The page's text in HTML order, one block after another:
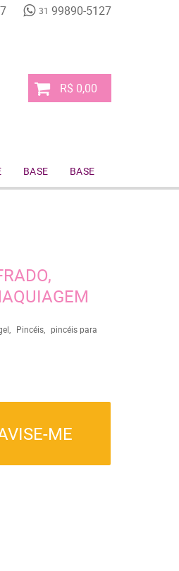
31 99890-5127
R$ 0,00
BASE BASE
Pincéis
pincéis para
ME